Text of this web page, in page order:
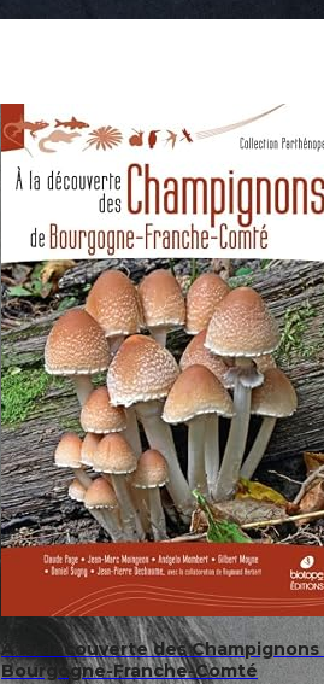
A la découverte des Champignons
Bourgogne-Franche-Comté